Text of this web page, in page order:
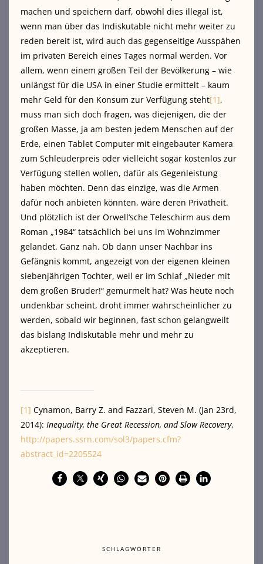
machen und speichern darf, obwohl dies illegal ist,
wenn man über das Indiskutable nicht mehr weiter zu
reden bereit ist, wird auch das gegenseitige Ausspähen
im privaten Bereich eines Tages normal werden. Vor
allem, wenn einem großen Teil der Bevölkerung – wie
unlängst für die USA in einer Studie ermittelt – kaum
mehr Geld für den Konsum zur Verfügung steht[1],
muss man sich doch fragen, was diejenigen, die der
großen Masse, ja am besten jedem Menschen auf der
Erde, einen Tablet Computer mit eingebauter Kamera
zum Schleuderpreis oder vielleicht sogar kostenlos zur
Verfügung stellen wollen, dafür als Gegenleistung
haben möchten. Denn das einzige, was die Armen
dafür noch anbieten könnten, wäre deren Privatheit.
Und plötzlich ist der Orwell‘sche Teleschirm aus dem
Roman „1984“ tatsächlich bei uns im Wohnzimmer
gelandet. Ganz nah. Ob dann unser Nachbar ins
Gefängnis kommt, angezeigt von der eigenen kleinen
siebenjährigen Tochter, weil er im Schlaf „Nieder mit
dem großen Bruder!“ gemurmelt hat? Was heute noch
undenkbar scheint, droht immer wahrscheinlicher zu
werden, sobald wir beginnen, fast schon gelangweilt
das bislang Indiskutable mehr und mehr zu
akzeptieren.
[1] Cynamon, Barry Z. and Fazzari, Steven M. (Jan 23rd,
2014): Inequality, the Great Recession, and Slow Recovery,
http://papers.ssrn.com/sol3/papers.cfm?
abstract_id=2205524
SCHLAGWÖRTER